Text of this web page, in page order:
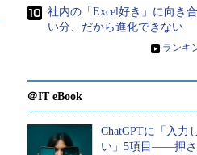
社内の「Excel好き」に向き
い分、だから進化できない
» ランキ
＠IT eBook
ChatGPTに「入力
い」5項目――押さ